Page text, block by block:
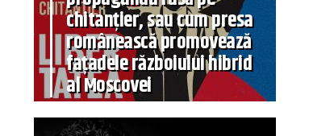
chitanțier, sau cum presa
românească promovează
fațadele războiului hibrid
al Moscovei